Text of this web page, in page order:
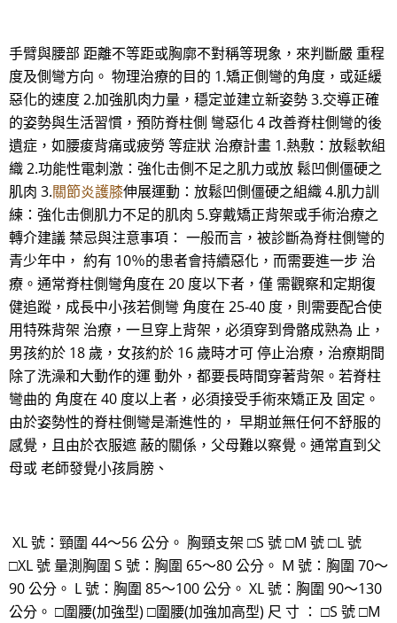
手臂與腰部 距離不等距或胸廓不對稱等現象，來判斷嚴 重程
度及側彎方向。 物理治療的目的 1.矯正側彎的角度，或延緩
惡化的速度 2.加強肌肉力量，穩定並建立新姿勢 3.交導正確
的姿勢與生活習慣，預防脊柱側 彎惡化 4 改善脊柱側彎的後
遺症，如腰痠背痛或疲勞 等症狀 治療計畫 1.熱敷：放鬆軟組
織 2.功能性電刺激：強化击側不足之肌力或放 鬆凹側僵硬之
肌肉 3.關節炎護膝伸展運動：放鬆凹側僵硬之組織 4.肌力訓
練：強化击側肌力不足的肌肉 5.穿戴矯正背架或手術治療之
轉介建議 禁忌與注意事項： 一般而言，被診斷為脊柱側彎的
青少年中， 約有 10％的患者會持續惡化，而需要進一步 治
療。通常脊柱側彎角度在 20 度以下者，僅 需觀察和定期復
健追蹤，成長中小孩若側彎 角度在 25-40 度，則需要配合使
用特殊背架 治療，一旦穿上背架，必須穿到骨骼成熟為 止，
男孩約於 18 歲，女孩約於 16 歲時才可 停止治療，治療期間
除了洗澡和大動作的運 動外，都要長時間穿著背架。若脊柱
彎曲的 角度在 40 度以上者，必須接受手術來矯正及 固定。
由於姿勢性的脊柱側彎是漸進性的， 早期並無任何不舒服的
感覺，且由於衣服遮 蔽的關係，父母難以察覺。通常直到父
母或 老師發覺小孩肩膀、
XL 號：頸圍 44～56 公分。 胸頸支架 □S 號 □M 號 □L 號
□XL 號 量測胸圍 S 號：胸圍 65～80 公分。 M 號：胸圍 70～
90 公分。 L 號：胸圍 85～100 公分。 XL 號：胸圍 90～130
公分。 □圍腰(加強型) □圍腰(加強加高型) 尺 寸 ： □S 號 □M